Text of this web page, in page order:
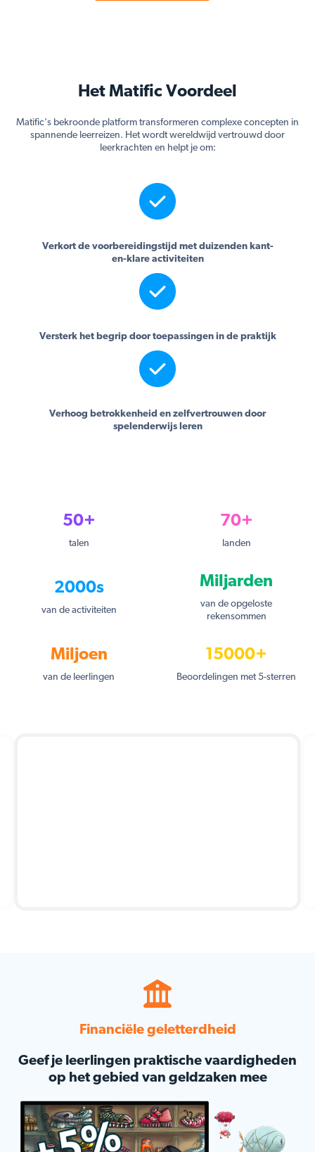
Het Matific Voordeel
Matific's bekroonde platform transformeren complexe concepten in
spannende leerreizen. Het wordt wereldwijd vertrouwd door
leerkrachten en helpt je om:
Verkort de voorbereidingstijd met duizenden kant-
en-klare activiteiten
Versterk het begrip door toepassingen in de praktijk
Verhoog betrokkenheid en zelfvertrouwen door
spelenderwijs leren
50+
talen
70+
landen
2000s
van de activiteiten
Miljarden
van de opgeloste
rekensommen
Miljoen
van de leerlingen
15000+
Beoordelingen met 5-sterren
Financiële geletterdheid
Geef je leerlingen praktische vaardigheden
op het gebied van geldzaken mee